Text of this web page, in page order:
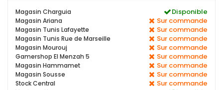
Magasin Charguia Disponible
Magasin Ariana Sur commande
Magasin Tunis Lafayette Sur commande
Magasin Tunis Rue de Marseille Sur commande
Magasin Mourouj Sur commande
Gamershop El Menzah 5 Sur commande
Magasin Hammamet Sur commande
Magasin Sousse Sur commande
Stock Central Sur commande